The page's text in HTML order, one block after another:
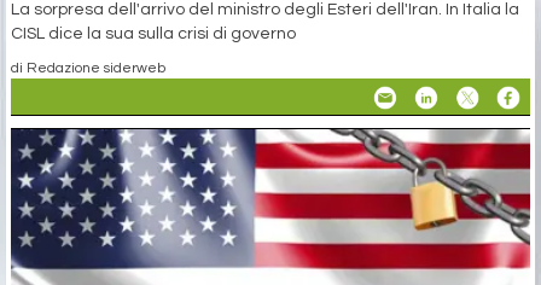
La sorpresa dell'arrivo del ministro degli Esteri dell'Iran. In Italia la
CISL dice la sua sulla crisi di governo
di Redazione siderweb